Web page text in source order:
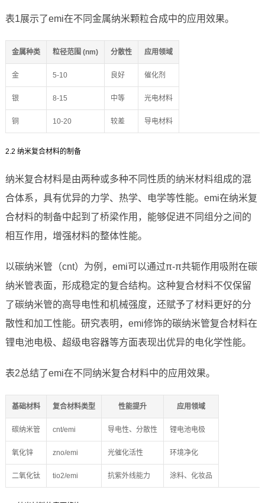
表1展示了emi在不同金属纳米颗粒合成中的应用效果。
金属种类 粒径范围 (nm) 分散性 应用领域
金 5-10 良好 催化剂
银 8-15 中等 光电材料
铜 10-20 较差 导电材料
2.2 纳米复合材料的制备
纳米复合材料是由两种或多种不同性质的纳米材料组成的混
合体系，具有优异的力学、热学、电学等性能。emi在纳米复
合材料的制备中起到了桥梁作用，能够促进不同组分之间的
相互作用，增强材料的整体性能。
以碳纳米管（cnt）为例，emi可以通过π-π共轭作用吸附在碳
纳米管表面，形成稳定的复合结构。这种复合材料不仅保留
了碳纳米管的高导电性和机械强度，还赋予了材料更好的分
散性和加工性能。研究表明，emi修饰的碳纳米管复合材料在
锂电池电极、超级电容器等方面表现出优异的电化学性能。
表2总结了emi在不同纳米复合材料中的应用效果。
基础材料 复合材料类型 性能提升 应用领域
碳纳米管 cnt/emi 导电性、分散性 锂电池电极
氧化锌 zno/emi 光催化活性 环境净化
二氧化钛 tio2/emi 抗紫外线能力 涂料、化妆品